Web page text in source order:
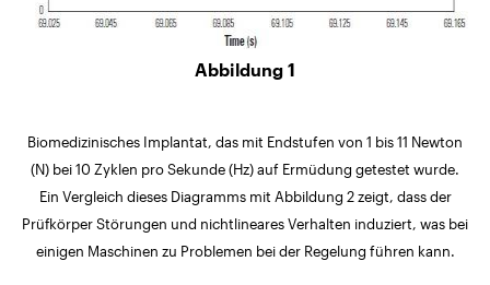
Abbildung 1
Biomedizinisches Implantat, das mit Endstufen von 1 bis 11 Newton
(N) bei 10 Zyklen pro Sekunde (Hz) auf Ermüdung getestet wurde.
Ein Vergleich dieses Diagramms mit Abbildung 2 zeigt, dass der
Prüfkörper Störungen und nichtlineares Verhalten induziert, was bei
einigen Maschinen zu Problemen bei der Regelung führen kann.